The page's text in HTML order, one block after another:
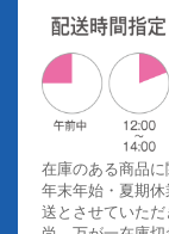
在庫のある商品に
年末年始・夏期
送とさせていただ